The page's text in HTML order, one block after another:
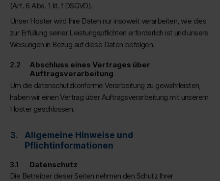
(Art. 6 Abs. 1 lit. f DSGVO).
Unser Hoster wird Ihre Daten nur insoweit verarbeiten, wie dies
zur Erfüllung seiner Leistungspflichten erforderlich ist und unsere
Weisungen in Bezug auf diese Daten befolgen.
Abschluss eines Vertrages über
Auftragsverarbeitung
Um die datenschutzkonforme Verarbeitung zu gewährleisten,
haben wir einen Vertrag über Auftragsverarbeitung mit unserem
Hoster geschlossen.
Allgemeine Hinweise und
Pflichtinformationen
Datenschutz
Die Betreiber dieser Seiten nehmen den Schutz Ihrer